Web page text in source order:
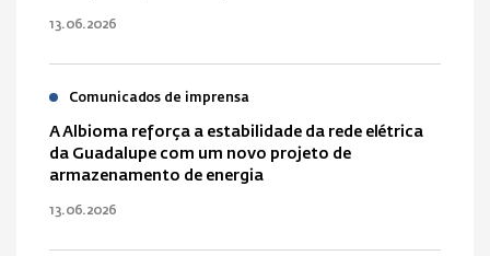
13.06.2026
Comunicados de imprensa
A Albioma reforça a estabilidade da rede elétrica
da Guadalupe com um novo projeto de
armazenamento de energia
13.06.2026